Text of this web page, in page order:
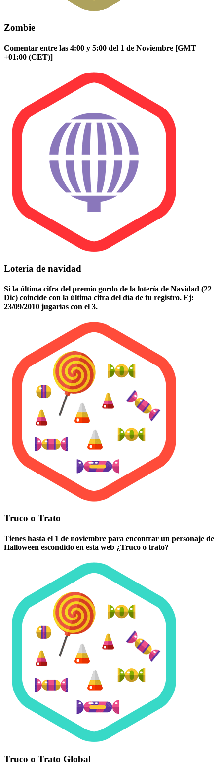
Zombie
Comentar entre las 4:00 y 5:00 del 1 de Noviembre [GMT
+01:00 (CET)]
Lotería de navidad
Si la última cifra del premio gordo de la lotería de Navidad (22
Dic) coincide con la última cifra del día de tu registro. Ej:
23/09/2010 jugarías con el 3.
Truco o Trato
Tienes hasta el 1 de noviembre para encontrar un personaje de
Halloween escondido en esta web ¿Truco o trato?
Truco o Trato Global